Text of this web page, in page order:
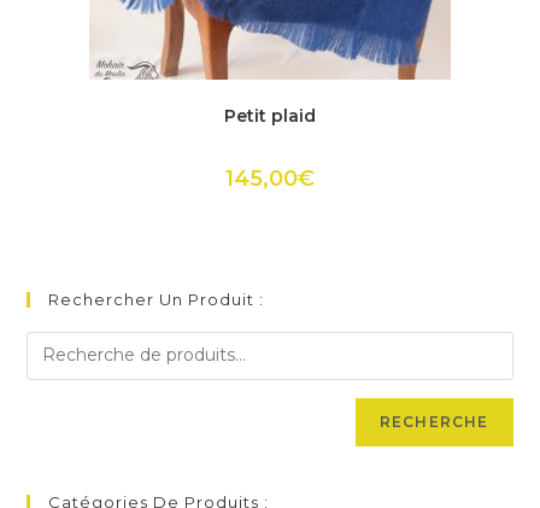
Ce
produit
a
Les
options
Petit plaid
145,00€
Rechercher Un Produit :
RECHERCHE
Catégories De Produits :